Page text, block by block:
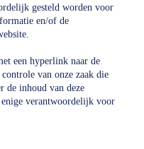
gesteld worden voor
en/of de
een hyperlink naar de
van onze zaak die
de inhoud van deze
verantwoordelijk voor